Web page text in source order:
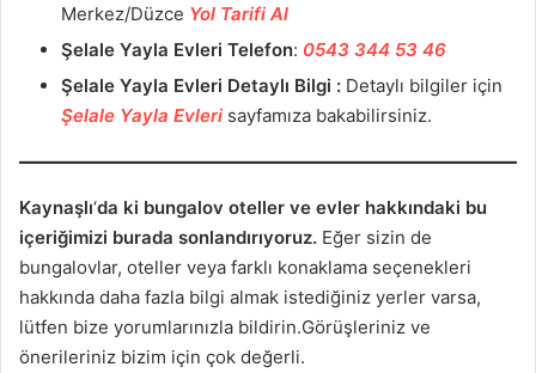
Merkez/Düzce Yol Tarifi Al
Şelale Yayla Evleri Telefon: 0543 344 53 46
Şelale Yayla Evleri Detaylı Bilgi : Detaylı bilgiler için
Şelale Yayla Evleri sayfamıza bakabilirsiniz.
Kaynaşlı‘da ki bungalov oteller ve evler hakkındaki bu
içeriğimizi burada sonlandırıyoruz. Eğer sizin de
bungalovlar, oteller veya farklı konaklama seçenekleri
hakkında daha fazla bilgi almak istediğiniz yerler varsa,
lütfen bize yorumlarınızla bildirin.Görüşleriniz ve
önerileriniz bizim için çok değerli.